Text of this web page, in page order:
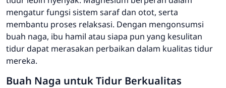
mengatur fungsi sistem saraf dan otot, serta
membantu proses relaksasi. Dengan mengonsumsi
buah naga, ibu hamil atau siapa pun yang kesulitan
tidur dapat merasakan perbaikan dalam kualitas tidur
mereka.
Buah Naga untuk Tidur Berkualitas